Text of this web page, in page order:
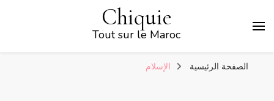
Chiquie
Tout sur le Maroc
الصفحة الرئيسية الإسلام